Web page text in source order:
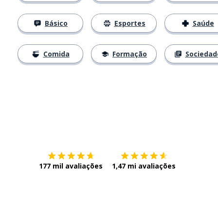
Básico
Comida
Esportes
Formação
Saúde
177 mil avaliações 1,47 mi avaliações